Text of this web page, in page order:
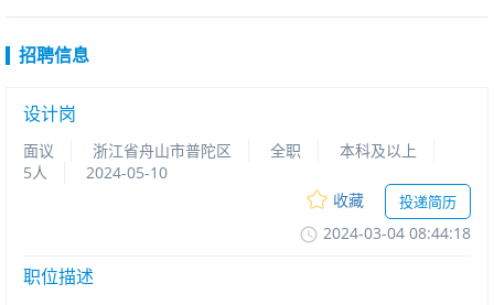
招聘信息
设计岗
面议 浙江省舟山市普陀区 全职
本科及以上
5人
2024-05-10
收藏
投递简历
2024-03-0408:44:18
职位描述